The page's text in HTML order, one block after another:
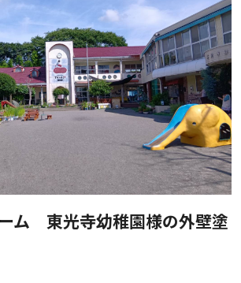
ム 東光寺幼稚園様の外壁塗